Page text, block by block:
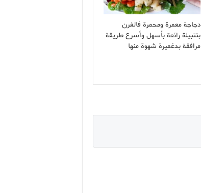
دجاجة معمرة ومحمرة فالفرن
بتتبيلة رائعة بأسهل وأسرع طريقة
مرافقة بدغميرة شهوة منها